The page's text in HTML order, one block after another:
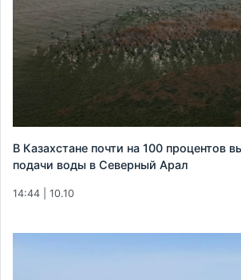
В Казахстане почти на 100 процентов
подачи воды в Северный Арал
14:44 | 10.10